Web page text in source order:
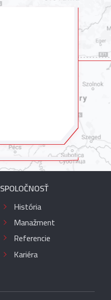
SPOLOČNOSŤ
História
Manažment
Referencie
Kariéra